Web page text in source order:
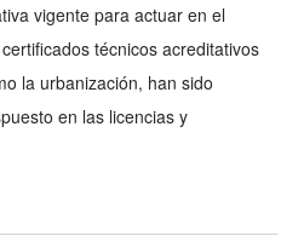
vigente para actuar en el
técnicos acreditativos
la urbanización, han sido
en las licencias y